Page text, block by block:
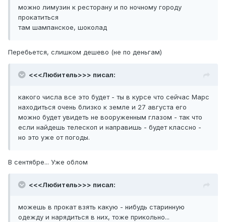
можно лимузин к ресторану и по ночному городу
прокатиться
там шампанское, шоколад
Перебьется, слишком дешево (не по деньгам)
<<<Любитель>>> писал:
какого числа все это будет - ты в курсе что сейчас Марс
находиться очень близко к земле и 27 августа его
можно будет увидеть не вооруженным глазом - так что
если найдешь телескоп и направишь - будет классно -
но это уже от погоды.
В сентябре... Уже облом
<<<Любитель>>> писал:
можешь в прокат взять какую - нибудь старинную
одежду и нарядиться в них, тоже прикольно...